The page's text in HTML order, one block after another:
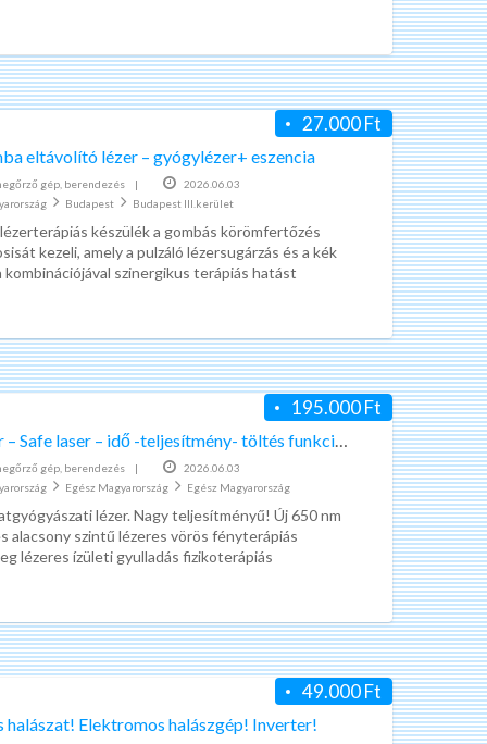
27.000 Ft
eltávolító lézer – gyógylézer+ eszencia
gép, berendezés |
2026.06.03
Budapest Budapest III.kerület
lézerterápiás készülék a gombás körömfertőzés
kezeli, amely a pulzáló lézersugárzás és a kék
kombinációjával szinergikus terápiás hatást
195.000 Ft
Gyógylézer – Safe laser – idő -teljesítmény- töltés funkció CE minősítés
gép, berendezés |
2026.06.03
Egész Magyarország Egész Magyarország
lézer. Nagy teljesítményű! Új 650 nm
alacsony szintű lézeres vörös fényterápiás
lézeres ízületi gyulladás fizikoterápiás
49.000 Ft
halászat! Elektromos halászgép! Inverter!